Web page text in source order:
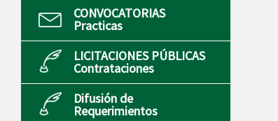
CONVOCATORIAS
Practicas
LICITACIONES PÚBLICAS
Contrataciones
Difusión de
Requerimientos